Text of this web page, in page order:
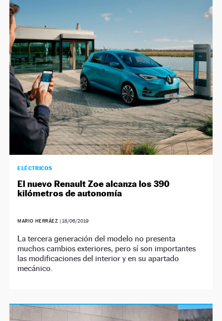
ELÉCTRICOS
El nuevo Renault Zoe alcanza los 390
kilómetros de autonomía
MARIO HERRÁEZ | 18/06/2019
La tercera generación del modelo no presenta
muchos cambios exteriores, pero sí son importantes
las modificaciones del interior y en su apartado
mecánico.